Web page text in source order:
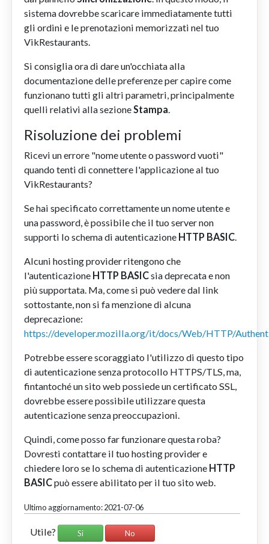
sistema dovrebbe scaricare immediatamente tutti
gli ordini e le prenotazioni memorizzati nel tuo
VikRestaurants.
Si consiglia ora di dare un'occhiata alla
documentazione delle preferenze per capire come
funzionano tutti gli altri parametri, principalmente
quelli relativi alla sezione Stampa
Risoluzione dei problemi
Ricevi un errore "nome utente o password vuoti"
quando tenti di connettere l'applicazione al tuo
VikRestaurants?
Se hai specificato correttamente un nome utente e
una password, è possibile che il tuo server non
supporti lo schema di autenticazione HTTP BASIC
Alcuni hosting provider ritengono che
l'autenticazione HTTP BASICsia deprecata e non
più supportata. Ma, come si può vedere dal link
sottostante, non si fa menzione di alcuna
deprecazione:
https://developer.mozilla.org/it/docs/Web/HTTP/
Potrebbe essere scoraggiato l'utilizzo di questo tipo
di autenticazione senza protocollo HTTPS/TLS, ma,
fintantoché un sito web possiede un certificato SSL,
dovrebbe essere possibile utilizzare questa
autenticazione senza preoccupazioni.
Quindi, come posso far funzionare questa roba?
Dovresti contattare il tuo hosting provider e
chiedere loro se lo schema di autenticazione HTTP
BASICpuò essere abilitato per il tuo sito web.
Ultimo aggiornamento: 2021-07-06
Utile? Si No